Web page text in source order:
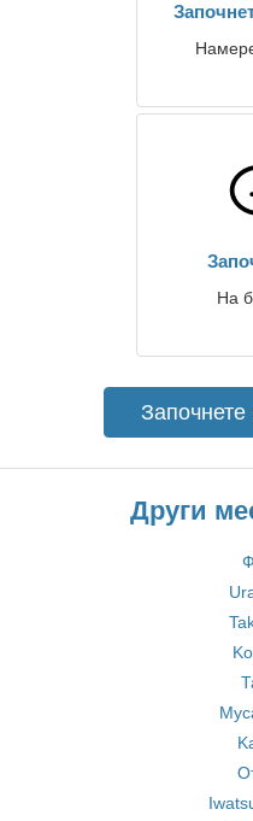
На
Започнете
Други